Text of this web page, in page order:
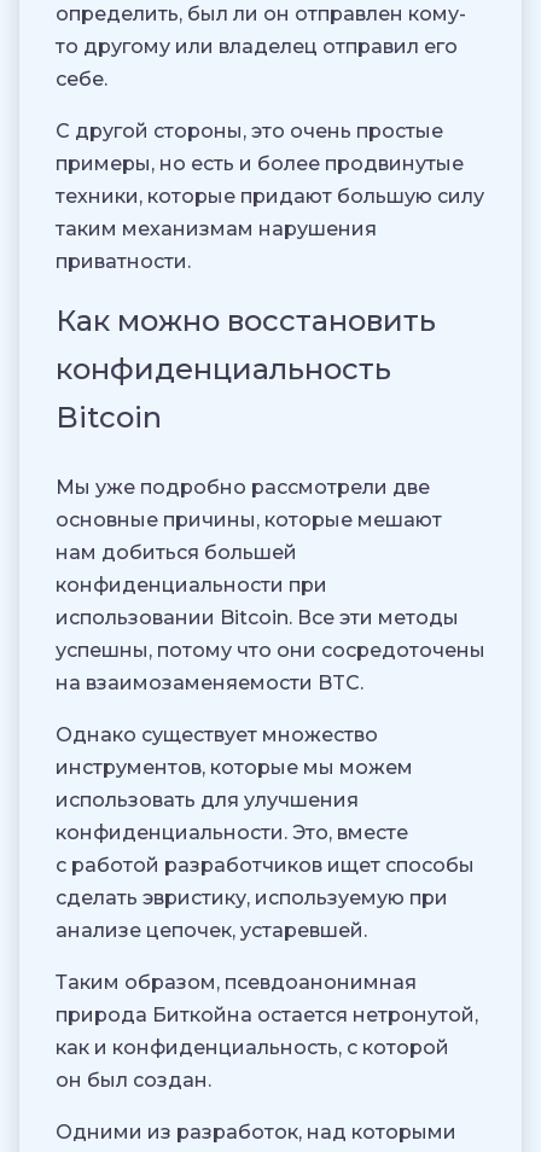
определить, был ли он отправлен кому-
то другому или владелец отправил его
себе.
С другой стороны, это очень простые
примеры, но есть и более продвинутые
техники, которые придают большую силу
таким механизмам нарушения
приватности.
Как можно восстановить
конфиденциальность
Bitcoin
Мы уже подробно рассмотрели две
основные причины, которые мешают
нам добиться большей
конфиденциальности при
использовании Bitcoin. Все эти методы
успешны, потому что они сосредоточены
на взаимозаменяемости BTC.
Однако существует множество
инструментов, которые мы можем
использовать для улучшения
конфиденциальности. Это, вместе
с работой разработчиков ищет способы
сделать эвристику, используемую при
анализе цепочек, устаревшей.
Таким образом, псевдоанонимная
природа Биткойна остается нетронутой,
как и конфиденциальность, с которой
он был создан.
Одними из разработок, над которыми